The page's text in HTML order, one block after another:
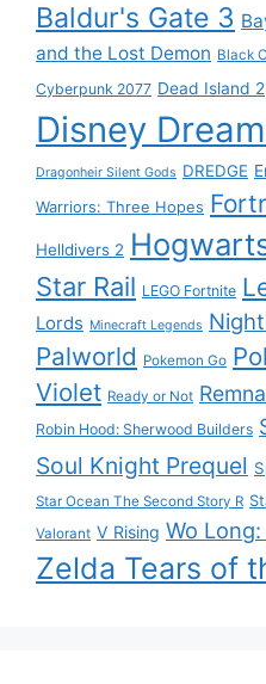
Baldur's Gate 3
and the Lost Demon Black
Cyberpunk 2077 Dead Island 2
Disney
Dragonheir Silent Gods DREDGE
Warriors: Three Hopes
Helldivers 2
Star Rail LEGO Fortnite
Lords Minecraft Legends
Palworld Pokemon Go
Violet Ready or Not
Robin Hood: Sherwood Builders
Soul Knight Prequel
Star Ocean The Second Story R
Valorant V Rising Wo
Zelda Tears of